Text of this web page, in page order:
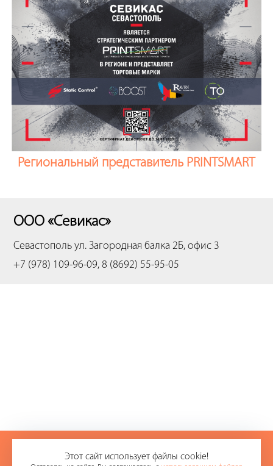
Региональный представитель PRINTSMART
ООО «Севикас»
Севастополь ул. Загородная балка 2Б, офис 3
+7 (978) 109-96-09, 8 (8692) 55-95-05
+7 (978) 109-96-09
Этот сайт использует файлы cookie!